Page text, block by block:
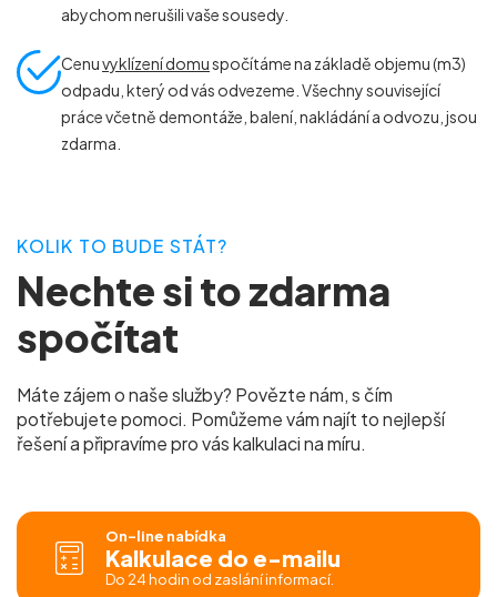
abychom nerušili vaše sousedy.
Cenuvyklízení domuspočítáme na základě objemu (m3)
odpadu, který od vás odvezeme. Všechny související
práce včetně demontáže, balení, nakládání a odvozu, jsou
zdarma.
KOLIK TO BUDE STÁT?
Nechte si to zdarma
spočítat
Máte zájem o naše služby? Povězte nám, s čím
potřebujete pomoci. Pomůžeme vám najít to nejlepší
řešení a připravíme pro vás kalkulaci na míru.
On-line nabídka
Kalkulace do e-mailu
Do 24 hodin od zaslání informací.